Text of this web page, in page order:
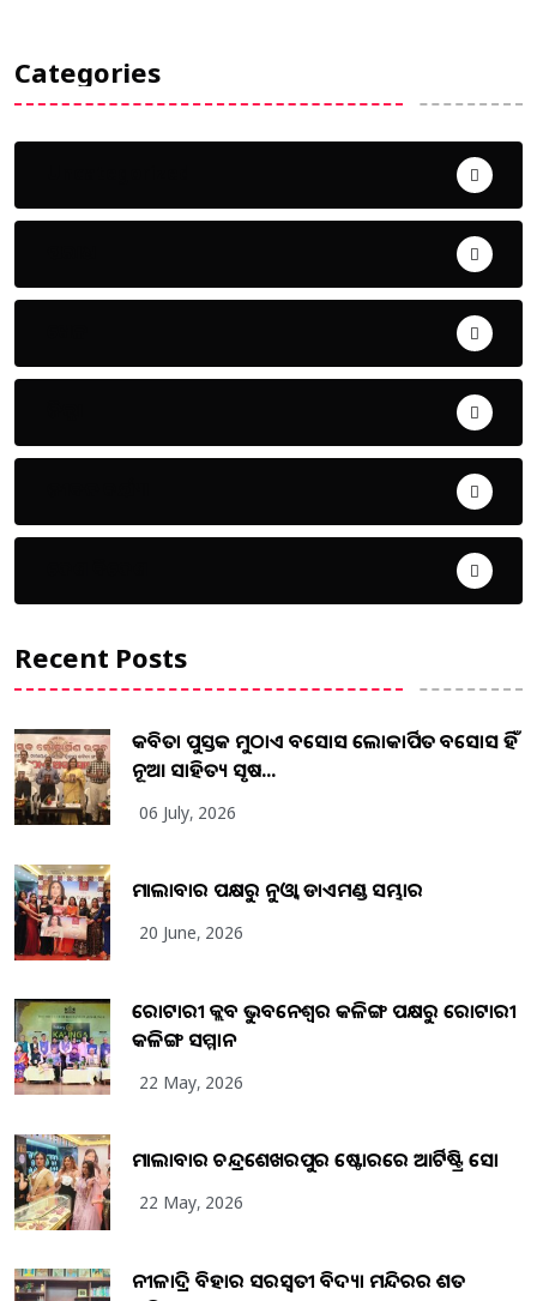
Categories
Recent Posts
କବିତା ପୁସ୍ତକ ମୁଠାଏ ଅବସୋସ ଲୋକାର୍ପିତ ଅବସୋସ ହିଁ
ନୂଆ ସାହିତ୍ୟ ସୃଷ...
06 July, 2026
ମାଲାବାର ପକ୍ଷରୁ ନୁଓ୍ବା ଡାଏମଣ୍ଡ ସମ୍ଭାର
20 June, 2026
ରୋଟାରୀ କ୍ଲବ ଭୁବନେଶ୍ୱର କଳିଙ୍ଗ ପକ୍ଷରୁ ରୋଟାରୀ
କଳିଙ୍ଗ ସମ୍ମାନ
22 May, 2026
ମାଲାବାର ଚନ୍ଦ୍ରଶେଖରପୁର ଷ୍ଟୋରରେ ଆର୍ଟିଷ୍ଟ୍ରି ସୋ
22 May, 2026
ନୀଳାଦ୍ରି ବିହାର ସରସ୍ୱତୀ ବିଦ୍ୟା ମନ୍ଦିରର ଶତ